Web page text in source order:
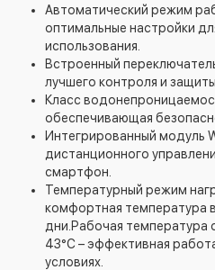
Автоматический режим
оптимальные настройки
использования.
Встроенный
лучшего контроля и
Класс
обеспечивающая
Интегрированный модуль
дистанционного
смартфон.
Температурный режим
комфортная температура
дни.Рабочая температура
43°C – эффективная
условиях.